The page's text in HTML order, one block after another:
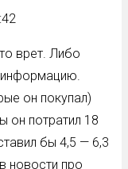
врет. Либо
информацию.
он покупал)
он потратил 18
бы 4,5 — 6,3
новости про